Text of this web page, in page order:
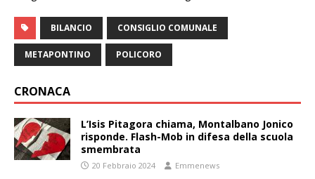
BILANCIO CONSIGLIO COMUNALE
METAPONTINO POLICORO
CRONACA
L’Isis Pitagora chiama, Montalbano Jonico
risponde. Flash-Mob in difesa della scuola
smembrata
20 Febbraio 2024 Emmenews